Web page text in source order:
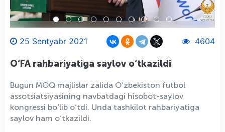
25 Sentyabr 2021 4604
O‘FA rahbariyatiga saylov o‘tkazildi
Bugun MOQ majlislar zalida O‘zbekiston futbol
assotsiatsiyasining navbatdagi hisobot-saylov
kongressi bo‘lib o‘tdi. Unda tashkilot rahbariyatiga
saylov ham o‘tkazildi.